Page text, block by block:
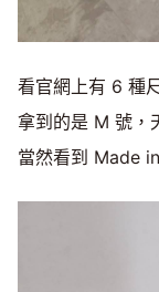
看官網上有 6 種
拿到的是 M 號，
當然看到 Made